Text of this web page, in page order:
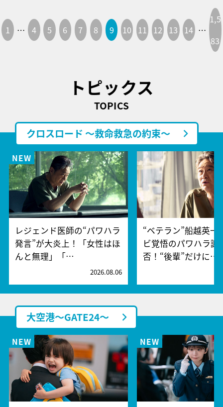
1 … 4 5 6 7 8 9 10 11 12 13 14 …
1,5
83
トピックス
TOPICS
クロスロード ～救命救急の約束～
レジェンド医師の“パワハラ
発言”が大炎上！「女性はほ
んと無理」「…
2026.08.06
“ベテラン”船越英一
ビ覚悟のパワハラ謝
否！“後輩”だけに…
大空港～GATE24～